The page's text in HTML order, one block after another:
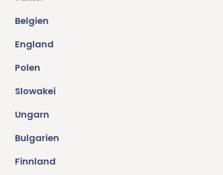
Belgien
England
Polen
Slowakei
Ungarn
Bulgarien
Finnland